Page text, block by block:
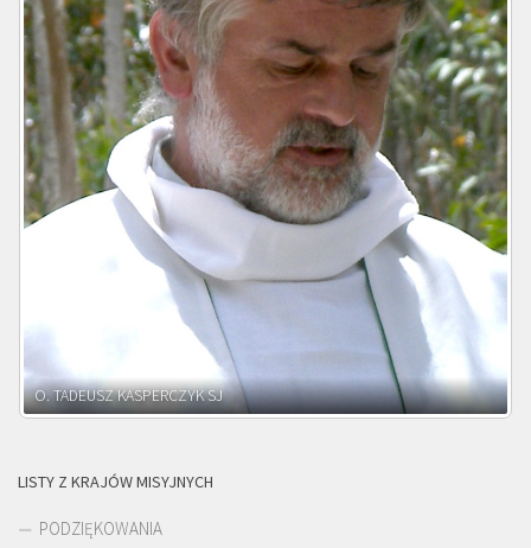
O. ADNRZEJ LEŚNIARA SJ
LISTY Z KRAJÓW MISYJNYCH
PODZIĘKOWANIA